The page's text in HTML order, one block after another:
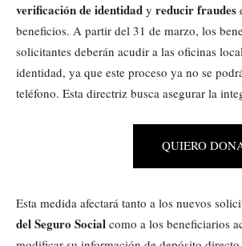
verificación de identidad y reducir fraudes
beneficios. A partir del 31 de marzo, los
solicitantes deberán acudir a las oficinas
identidad, ya que este proceso ya no se
teléfono. Esta directriz busca asegurar la
QUIERO
Esta medida afectará tanto a los nuevos
del Seguro Social como a los beneficiarios